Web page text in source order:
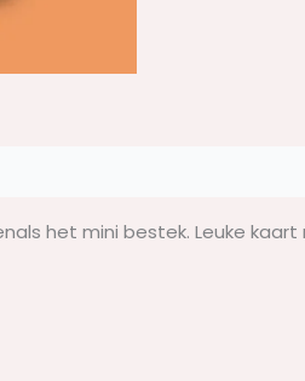
het mini bestek. Leuke